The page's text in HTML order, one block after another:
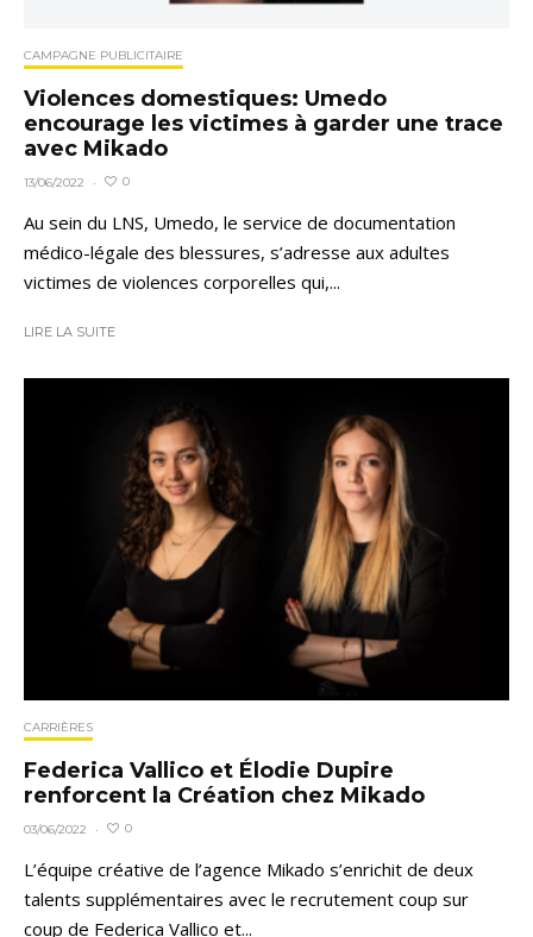
CAMPAGNE PUBLICITAIRE
Violences domestiques: Umedo
encourage les victimes à garder une trace
avec Mikado
13/06/2022 · 0
Au sein du LNS, Umedo, le service de documentation
médico-légale des blessures, s’adresse aux adultes
victimes de violences corporelles qui,...
LIRE LA SUITE
CARRIÈRES
Federica Vallico et Élodie Dupire
renforcent la Création chez Mikado
03/06/2022 · 0
L’équipe créative de l’agence Mikado s’enrichit de deux
talents supplémentaires avec le recrutement coup sur
coup de Federica Vallico et...